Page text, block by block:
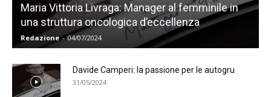
Maria Vittoria Livraga: Manager al femminile in
una struttura oncologica d’eccellenza
Redazione - 04/07/2024
Davide Camperi: la passione per le autogru
31/05/2024